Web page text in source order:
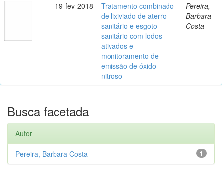
19-fev-2018
Tratamento combinado
de lixiviado de aterro
sanitário e esgoto
sanitário com lodos
ativados e
monitoramento de
emissão de óxido
nitroso
Pereira,
Barbara
Costa
Busca facetada
Autor
1
Pereira, Barbara Costa